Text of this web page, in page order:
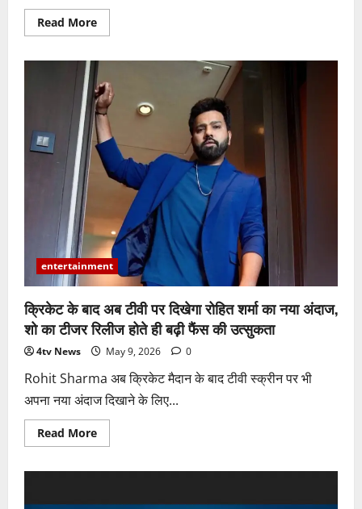
Read MoreRead
more
सिंह
की
‘धुरंधर
2’
की
OTT
रिलीज
डेट
आई
सामने,
स्ट्रीम
entertainment
क्रिकेट के बाद अब टीवी पर दिखेगा रोहित शर्मा का नया अंदाज,
शो का टीजर रिलीज होते ही बढ़ी फैंस की उत्सुकता
4tv News May 9, 2026 0
Rohit Sharma अब क्रिकेट मैदान के बाद टीवी स्क्रीन पर भी
अपना नया अंदाज दिखाने के लिए...
Read MoreRead
more